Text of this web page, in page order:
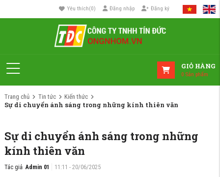
Đăng nhập Đăng ký
Yêu thích(0)
GIỎ HÀNG
0 Sản phẩm
Trang chủ Tin tức Kiến thức
Sự di chuyển ánh sáng trong những kính thiên văn
Sự di chuyển ánh sáng trong những
kính thiên văn
Tác giả Admin 01 11:11 - 20/06/2025